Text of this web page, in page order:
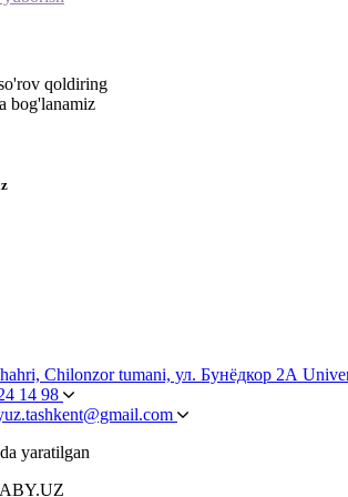
qoldiring
bog'lanamiz
Chilonzor tumani, ул. Бунёдкор 2А
14 98
yaratilgan